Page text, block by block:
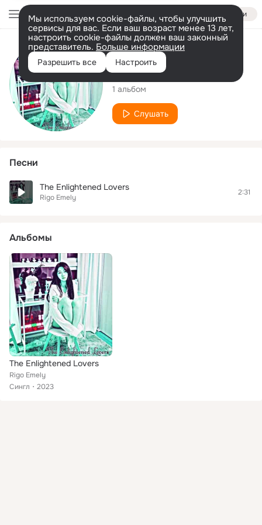
Войти
Мы используем cookie-файлы, чтобы улучшить
сервисы для вас. Если ваш возраст менее 13 лет,
настроить cookie-файлы должен ваш законный
представитель. Больше информации
Разрешить все Настроить
Исполнитель
Rigo Emely
1 альбом
Слушать
Песни
The Enlightened Lovers
Rigo Emely
2:31
Альбомы
The Enlightened Lovers
Rigo Emely
Сингл
2023